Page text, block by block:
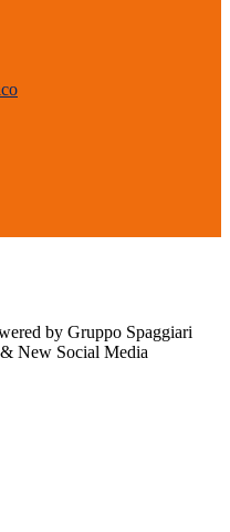
by Gruppo Spaggiari
New Social Media